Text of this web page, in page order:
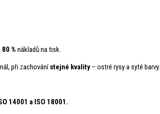
80 % nákladů na tisk.
při zachovánístejné kvality – ostré rysy a syté barvy.
14001 a ISO 18001.